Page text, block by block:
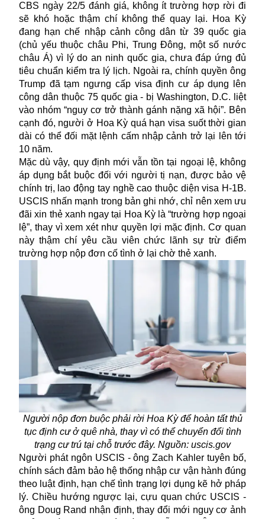
CBS ngày 22/5 đánh giá, không ít trường hợp rời đi
sẽ khó hoặc thậm chí không thể quay lại. Hoa Kỳ
đang hạn chế nhập cảnh công dân từ 39 quốc gia
(chủ yếu thuộc châu Phi, Trung Đông, một số nước
châu Á) vì lý do an ninh quốc gia, chưa đáp ứng đủ
tiêu chuẩn kiểm tra lý lịch. Ngoài ra, chính quyền ông
Trump đã tạm ngưng cấp visađịnh cư áp dụng lên
công dân thuộc 75 quốc gia - bị Washington, D.C. liệt
vào nhóm “nguy cơ trở thành gánh nặng xã hội”. Bên
cạnh đó, người ở Hoa Kỳ quá hạn visa suốt thời gian
dài có thể đối mặt lệnh cấm nhập cảnh trở lại lên tới
10 năm.
Mặc dù vậy, quy định mới vẫn tồn tại ngoại lệ, không
áp dụng bắt buộc đối với người tị nạn, được bảo vệ
chính trị, lao động tay nghề cao thuộc diện visa H-1B.
USCIS nhấn mạnh trong bản ghi nhớ, chỉ nên xem ưu
đãi xin thẻ xanh ngay tại Hoa Kỳ là “trường hợp ngoại
lệ”, thay vì xem xét như quyền lợi mặc định. Cơ quan
này thậm chí yêu cầu viên chức lãnh sự trừ điểm
trường hợp nộp đơn cố tình ở lại chờ thẻ xanh.
Người nộp đơn buộc phải rời Hoa Kỳ để hoàn tất thủ
tục định cư ở quê nhà, thay vì có thể chuyển đổi tình
trạng cư trú tại chỗ trước đây. Nguồn: uscis.gov
Người phát ngôn USCIS - ông Zach Kahler tuyên bố,
chính sách đảm bảo hệ thống nhập cư vận hành đúng
theo luật định, hạn chế tình trạng lợi dụng kẽ hở pháp
lý. Chiều hướng ngược lại, cựu quan chức USCIS -
ông Doug Rand nhận định, thay đổi mới nguy cơ ảnh